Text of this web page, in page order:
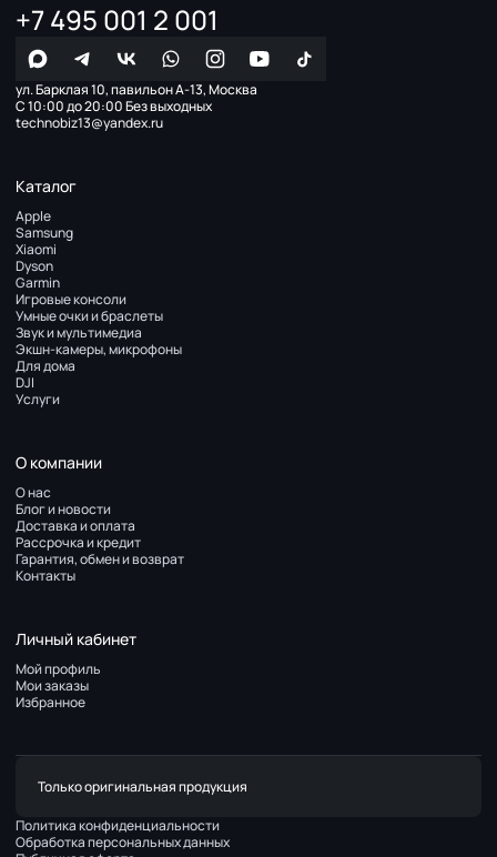
+7 495 001 2 001
ул. Барклая 10, павильон А-13, Москва
С 10:00 до 20:00 Без выходных
technobiz13@yandex.ru
Каталог
Apple
Samsung
Xiaomi
Dyson
Garmin
Игровые консоли
Умные очки и браслеты
Звук и мультимедиа
Экшн-камеры, микрофоны
Для дома
DJI
Услуги
О компании
О нас
Блог и новости
Доставка и оплата
Рассрочка и кредит
Гарантия, обмен и возврат
Контакты
Личный кабинет
Мой профиль
Мои заказы
Избранное
Только оригинальная продукция
Политика конфиденциальности
Обработка персональных данных